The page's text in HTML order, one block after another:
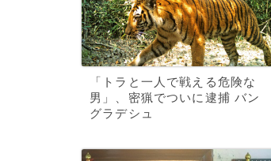
「トラと一人で戦える危険な
男」、密猟でついに逮捕 バン
グラデシュ